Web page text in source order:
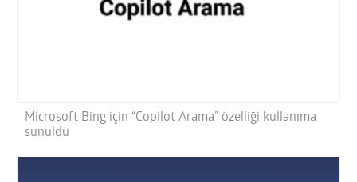
Microsoft Bing için “Copilot Arama” özelliği kullanıma
sunuldu